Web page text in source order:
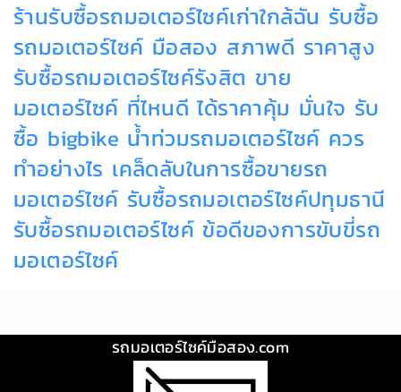
ร้านรับซื้อรถมอเตอร์ไซค์เก่าใกล้ฉัน รับซื้อ
รถมอเตอร์ไซค์ มือสอง สภาพดี ราคาสูง
รับซื้อรถมอเตอร์ไซค์รังสิต ขาย
มอเตอร์ไซค์ ที่ไหนดี ได้ราคาคุ้ม มั่นใจ รับ
ซื้อ bigbike น้ำท่วมรถมอเตอร์ไซค์ ควร
ทำอย่างไร เคล็ดลับในการซื้อขายรถ
มอเตอร์ไซค์ รับซื้อรถมอเตอร์ไซค์ปทุมธานี
รับซื้อรถมอเตอร์ไซค์ ข้อดีของการขับขี่รถ
มอเตอร์ไซค์
รถมอเตอร์ไซค์มือสอง.com